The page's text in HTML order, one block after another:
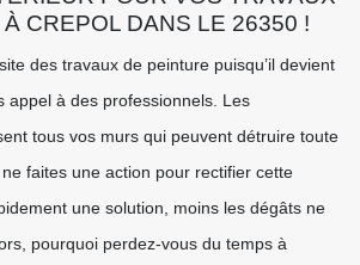
CREPOL DANS LE 26350 !
des travaux de peinture puisqu’il devient
appel à des professionnels. Les
tous vos murs qui peuvent détruire toute
faites une action pour rectifier cette
une solution, moins les dégâts ne
pourquoi perdez-vous du temps à